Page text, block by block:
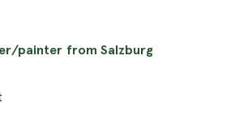
painter from Salzburg